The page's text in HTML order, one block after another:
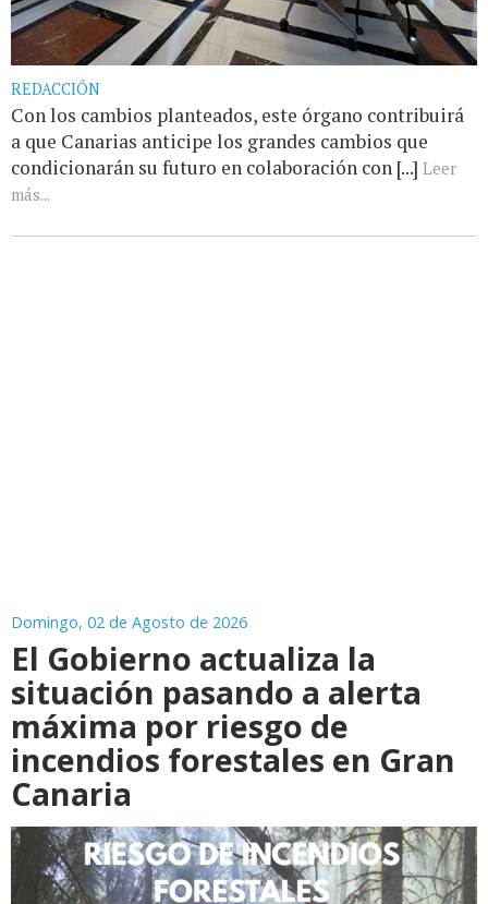
REDACCIÓN
Con los cambios planteados, este órgano contribuirá
a que Canarias anticipe los grandes cambios que
condicionarán su futuro en colaboración con [...] Leer
más...
Domingo, 02 de Agosto de 2026
El Gobierno actualiza la
situación pasando a alerta
máxima por riesgo de
incendios forestales en Gran
Canaria